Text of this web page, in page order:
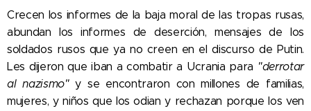
Crecen los informes de la baja moral de las tropas rusas,
abundan los informes de deserción, mensajes de los
soldados rusos que ya no creen en el discurso de Putin.
Les dijeron que iban a combatir a Ucrania para "derrotar
al nazismo"y se encontraron con millones de familias,
mujeres, y niños que los odian y rechazan porque los ven